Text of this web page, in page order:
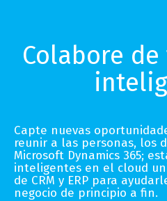
Colabore
Capte nuevas
reunir a las personas, los
Microsoft Dynamics 365;
inteligentes en el cloud
de CRM y ERP para
negocio de principio a fin.